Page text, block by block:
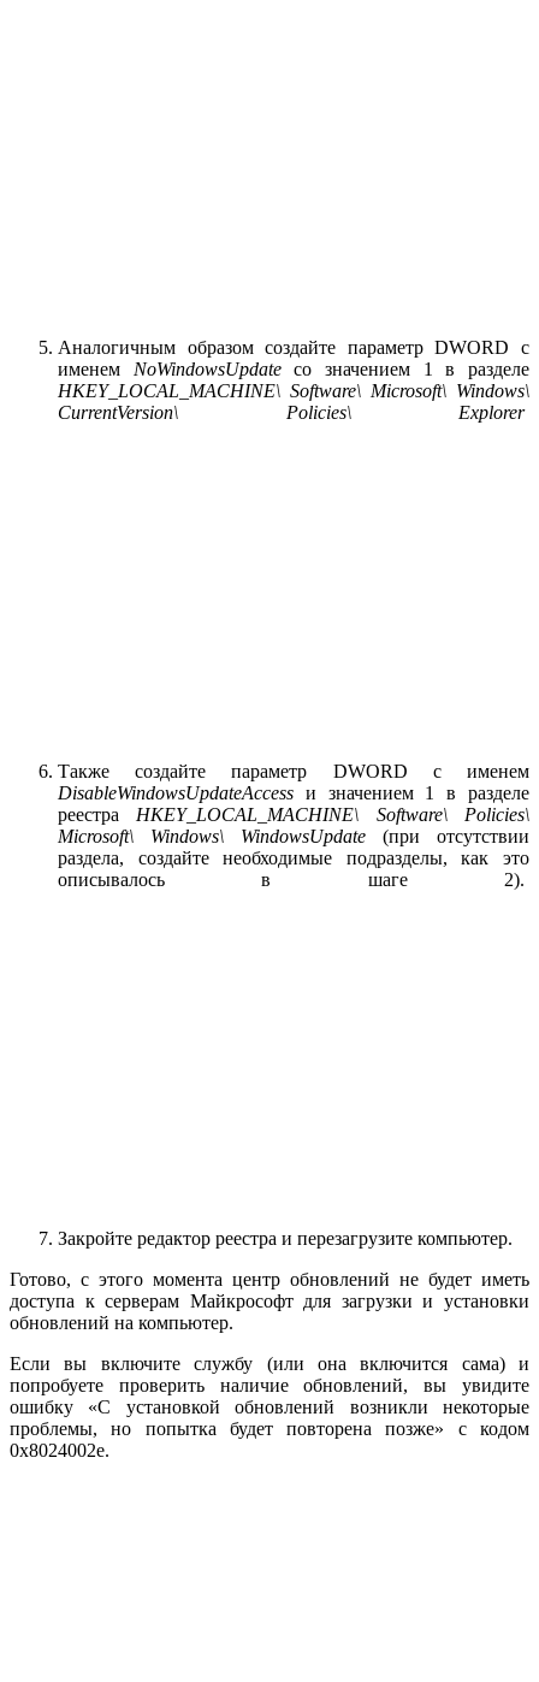
Аналогичным образом создайте параметр DWORD с
именем NoWindowsUpdateсо значением 1 в разделе
HKEY_LOCAL_MACHINE\ Software\ Microsoft\ Windows\
CurrentVersion\ Policies\ Explorer
Также создайте параметр DWORD с именем
DisableWindowsUpdateAccess и значением 1 в разделе
реестраHKEY_LOCAL_MACHINE\ Software\ Policies\
Microsoft\ Windows\ WindowsUpdate (при отсутствии
раздела, создайте необходимые подразделы, как это
описывалось в шаге 2).
Закройте редактор реестра и перезагрузите компьютер.
Готово, с этого момента центр обновлений не будет иметь
доступа к серверам Майкрософт для загрузки и установки
обновлений на компьютер.
Если вы включите службу (или она включится сама) и
попробуете проверить наличие обновлений, вы увидите
ошибку «С установкой обновлений возникли некоторые
проблемы, но попытка будет повторена позже» с кодом
0x8024002e.